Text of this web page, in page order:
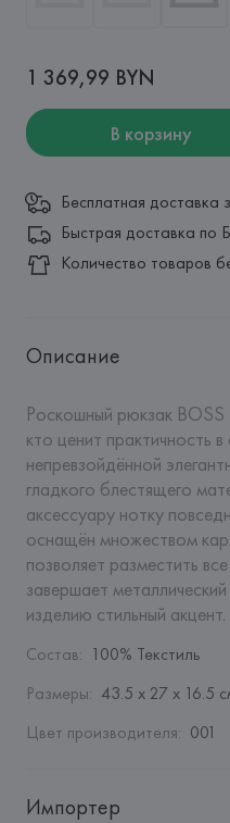
1 369,99 BYN
В корзину
Бесплатная
Быстрая доставка по
Количество товаров
Описание
Роскошный рюкзак
кто ценит практичность
непревзойдённой
гладкого блестящего
аксессуару нотку
оснащён множеством
позволяет разместить
завершает
изделию стильный акцент.
Состав: 100% Текстиль
Размеры: 43.5 х 27 х 16.5
Цвет производителя: 001
Импортер